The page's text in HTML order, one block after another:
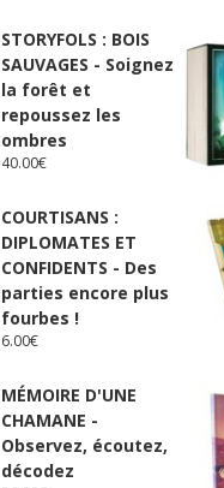
STORYFOLS : BOIS
SAUVAGES - Soignez
la forêt et
repoussez les
ombres
40.00€
COURTISANS :
DIPLOMATES ET
CONFIDENTS - Des
parties encore plus
fourbes !
6.00€
MÉMOIRE D'UNE
CHAMANE -
Observez, écoutez,
décodez